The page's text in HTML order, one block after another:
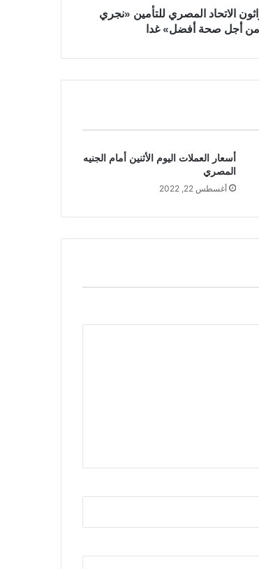
الاتحاد المصري للتأمين «نجري
من أجل صحة أفضل» غدا
أسعار العملات اليوم الأثنين أمام الجنيه
المصري
أغسطس 22, 2022